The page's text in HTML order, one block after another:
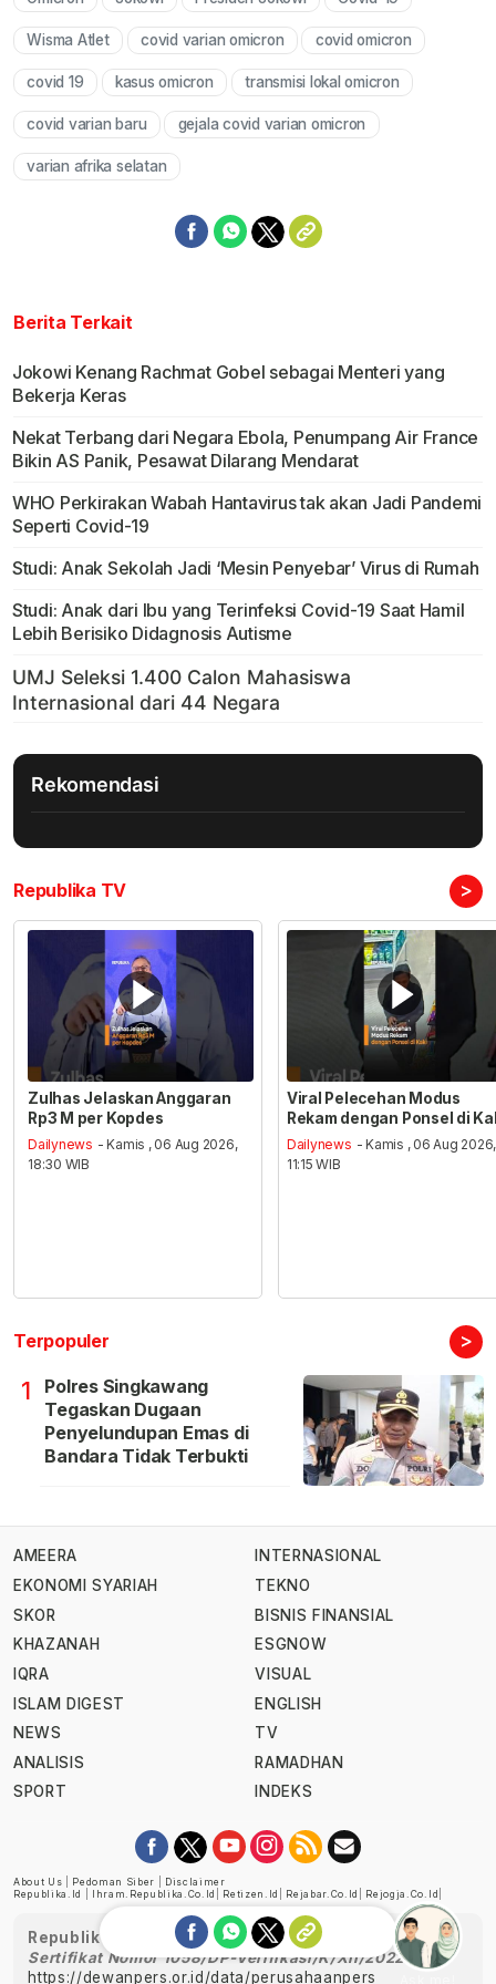
Mute
Wisma Atlet covid varian omicron covid omicron
covid 19 kasus omicron transmisi lokal omicron
covid varian baru gejala covid varian omicron
varian afrika selatan
Berita Terkait
Jokowi Kenang Rachmat Gobel sebagai Menteri yang
Bekerja Keras
Nekat Terbang dari Negara Ebola, Penumpang Air France
Bikin AS Panik, Pesawat Dilarang Mendarat
WHO Perkirakan Wabah Hantavirus tak akan Jadi Pandemi
Seperti Covid-19
Studi: Anak Sekolah Jadi ‘Mesin Penyebar’ Virus di Rumah
Studi: Anak dari Ibu yang Terinfeksi Covid-19 Saat Hamil
Lebih Berisiko Didagnosis Autisme
Rekomendasi
Republika TV >
Zulhas Jelaskan Anggaran
Rp3 M per Kopdes
Dailynews - Kamis , 06 Aug 2026,
18:30 WIB
Viral Pelecehan Modus
Rekam dengan Ponsel di
Dailynews - Kamis , 06 Aug 2026,
11:15 WIB
Terpopuler >
1
Polres Singkawang
Tegaskan Dugaan
Penyelundupan Emas di
Bandara Tidak Terbukti
AMEERA
EKONOMI SYARIAH
SKOR
KHAZANAH
IQRA
ISLAM DIGEST
NEWS
ANALISIS
SPORT
INTERNASIONAL
TEKNO
BISNIS FINANSIAL
ESGNOW
VISUAL
ENGLISH
TV
RAMADHAN
INDEKS
About Us Pedoman Siber
Disclaimer
Republika.id
Ihram.republika.co.id Retizen.id Rejabar.co.id Rejogja.co.id
Republika telah diverifikasi oleh Dewan Pers
Sertifikat Nomor 1058/DP-Verifikasi/K/XII/2022
https://dewanpers.or.id/data/perusahaanpers